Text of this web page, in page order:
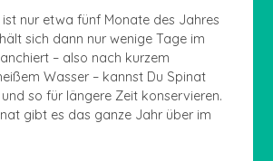
ist nur etwa fünf Monate des Jahres
sich dann nur wenige Tage im
– also nach kurzem
Wasser – kannst Du Spinat
so für längere Zeit konservieren.
gibt es das ganze Jahr über im